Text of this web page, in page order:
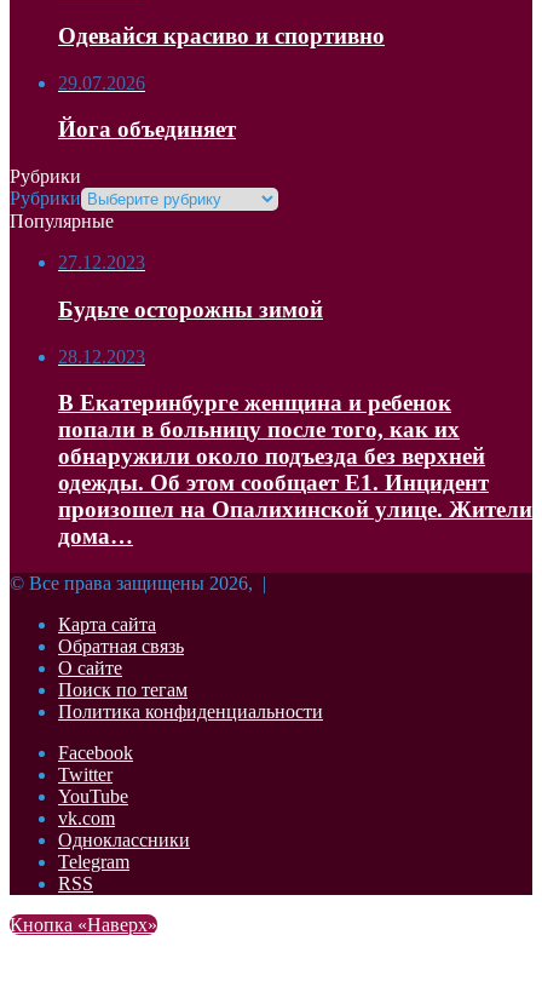
Одевайся красиво и спортивно
29.07.2026
Йога объединяет
Рубрики
Рубрики
Популярные
27.12.2023
Будьте осторожны зимой
28.12.2023
В Екатеринбурге женщина и ребенок
попали в больницу после того, как их
обнаружили около подъезда без верхней
одежды. Об этом сообщает Е1. Инцидент
произошел на Опалихинской улице. Жители
дома…
© Все права защищены 2026, |
Карта сайта
Обратная связь
О сайте
Поиск по тегам
Политика конфиденциальности
Facebook
Twitter
YouTube
vk.com
Одноклассники
Telegram
RSS
Кнопка «Наверх»